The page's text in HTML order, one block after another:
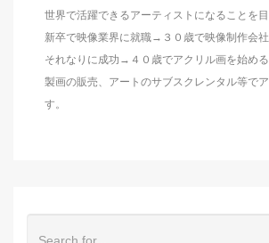
世界で活躍できるアーティストになることを目
新卒で映像業界に就職→３０歳で映像制作会
それなりに成功→４０歳でアクリル画を始め
製画の販売、アートのサブスクレンタル等で
す。